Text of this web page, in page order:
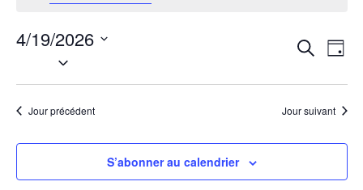
et
de
vues
Recherche
Jour
4/19/2026
Sélectionnez
date.
Jour précédent Jour suivant
S’abonner au calendrier